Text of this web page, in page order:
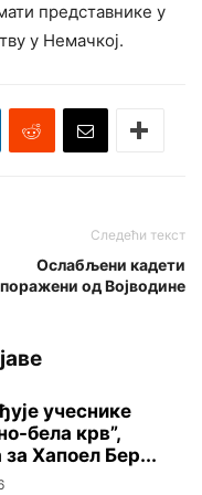
представнике у
у Немачкој.
Следећи текст
Ослабљени кадети
поражени од Војводине
учеснике
бела крв”,
Хапоел Бер...